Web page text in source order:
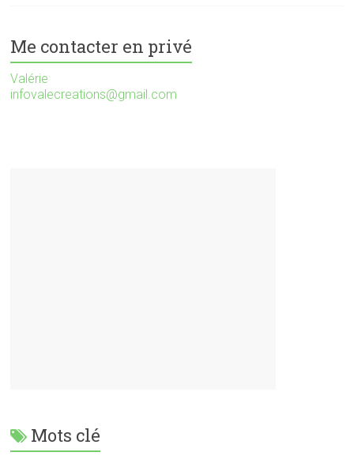
Me contacter en privé
Valérie
infovalecreations@gmail.com
Mots clé